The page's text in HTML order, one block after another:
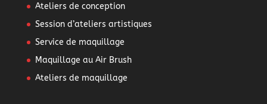
Ateliers de conception
Session d’ateliers artistiques
Service de maquillage
Maquillage au Air Brush
Ateliers de maquillage